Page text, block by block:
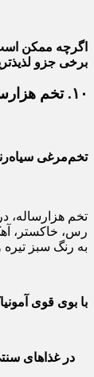
اگرچه ممکن
برخی جزو
۱۰. تخم هزارساله (Century Egg) – چین
تخم‌مرغی
تخم هزارساله،
رس، خاکستر،
به رنگ سبز
با بوی قوی
در غذاهای